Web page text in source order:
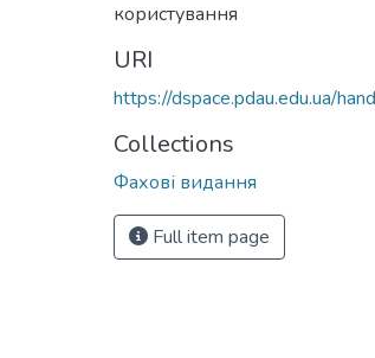
користування
URI
https://dspace.pdau.edu.ua/
Collections
Фахові видання
Full item page